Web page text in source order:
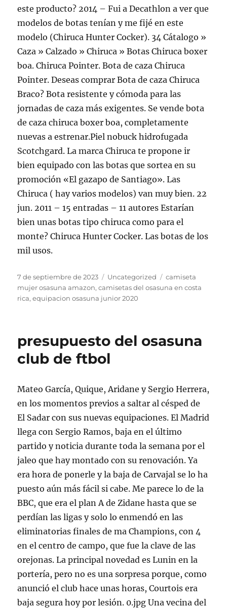
este producto? 2014 – Fui a Decathlon a ver que
modelos de botas tenían y me fijé en este
modelo (Chiruca Hunter Cocker). 34 Cátalogo »
Caza » Calzado » Chiruca » Botas Chiruca boxer
boa. Chiruca Pointer. Bota de caza Chiruca
Pointer. Deseas comprar Bota de caza Chiruca
Braco? Bota resistente y cómoda para las
jornadas de caza más exigentes. Se vende bota
de caza chiruca boxer boa, completamente
nuevas a estrenar.Piel nobuck hidrofugada
Scotchgard. La marca Chiruca te propone ir
bien equipado con las botas que sortea en su
promoción «El gazapo de Santiago». Las
Chiruca ( hay varios modelos) van muy bien. 22
jun. 2011 – 15 entradas – 11 autores Estarían
bien unas botas tipo chiruca como para el
monte? Chiruca Hunter Cocker. Las botas de los
mil usos.
Publicado
el
7 de septiembre de 2023 Categorías
Uncategorized Etiquetas
camiseta
mujer osasuna amazon,camisetas del osasuna en costa
rica,equipacion osasuna junior 2020
presupuesto del osasuna
club de ftbol
Mateo García, Quique, Aridane y Sergio Herrera,
en los momentos previos a saltar al césped de
El Sadar con sus nuevas equipaciones. El Madrid
llega con Sergio Ramos, baja en el último
partido y noticia durante toda la semana por el
jaleo que hay montado con su renovación. Ya
era hora de ponerle y la baja de Carvajal se lo ha
puesto aún más fácil si cabe. Me parece lo de la
BBC, que era el plan A de Zidane hasta que se
perdían las ligas y solo lo enmendó en las
eliminatorias finales de ma Champions, con 4
en el centro de campo, que fue la clave de las
orejonas. La principal novedad es Lunin en la
portería, pero no es una sorpresa porque, como
anunció el club hace unas horas, Courtois era
baja segura hoy por lesión. 0.jpg Una vecina del